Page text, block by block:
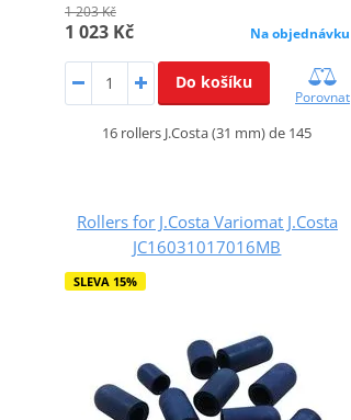
1 203 Kč
1 023 Kč Na objednávku
Do košíku
Porovnat
16 rollers J.Costa (31 mm) de 145
Rollers for J.Costa Variomat J.Costa
JC16031017016MB
SLEVA 15%